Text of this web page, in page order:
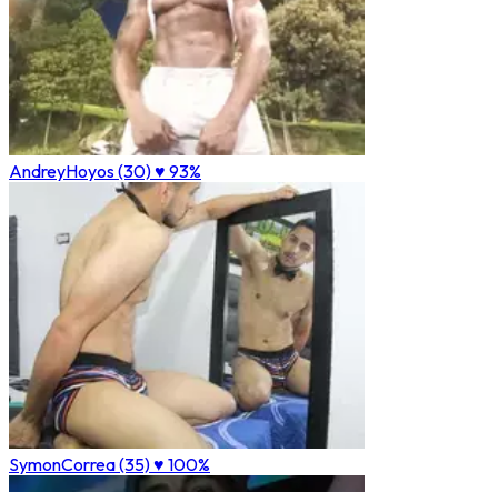
AndreyHoyos (30)♥ 93%
SymonCorrea (35)♥ 100%